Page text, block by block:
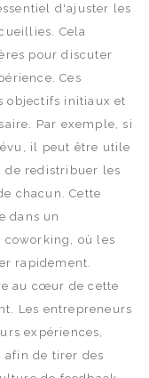
d'ajuster les
Cela
pour discuter
Ces
objectifs initiaux et
Par exemple, si
il peut être utile
de redistribuer les
chacun. Cette
dans un
où les
rapidement.
au cœur de cette
Les entrepreneurs
expériences,
afin de tirer des